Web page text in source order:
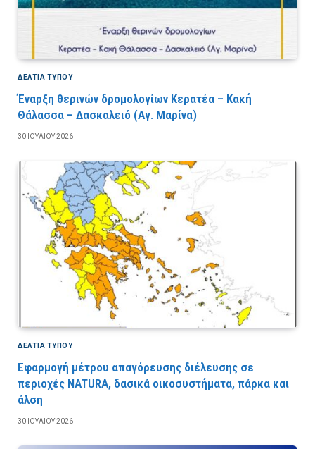
ΔΕΛΤΙΑ ΤΥΠΟΥ
Έναρξη θερινών δρομολογίων Κερατέα – Κακή
Θάλασσα – Δασκαλειό (Αγ. Μαρίνα)
30 ΙΟΥΛΊΟΥ 2026
ΔΕΛΤΙΑ ΤΥΠΟΥ
Εφαρμογή μέτρου απαγόρευσης διέλευσης σε
περιοχές NATURA, δασικά οικοσυστήματα, πάρκα και
άλση
30 ΙΟΥΛΊΟΥ 2026